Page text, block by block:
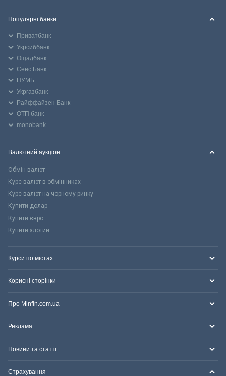
Популярні банки
Приватбанк
Укрсиббанк
Ощадбанк
Сенс Банк
ПУМБ
Укргазбанк
Райффайзен Банк
ОТП банк
monobank
Валютний аукціон
Обмін валют
Курс валют в обмінниках
Курс валют на чорному ринку
Купити долар
Купити євро
Купити злотий
Курси по містах
Корисні сторінки
Про Minfin.com.ua
Реклама
Новини та статті
Страхування